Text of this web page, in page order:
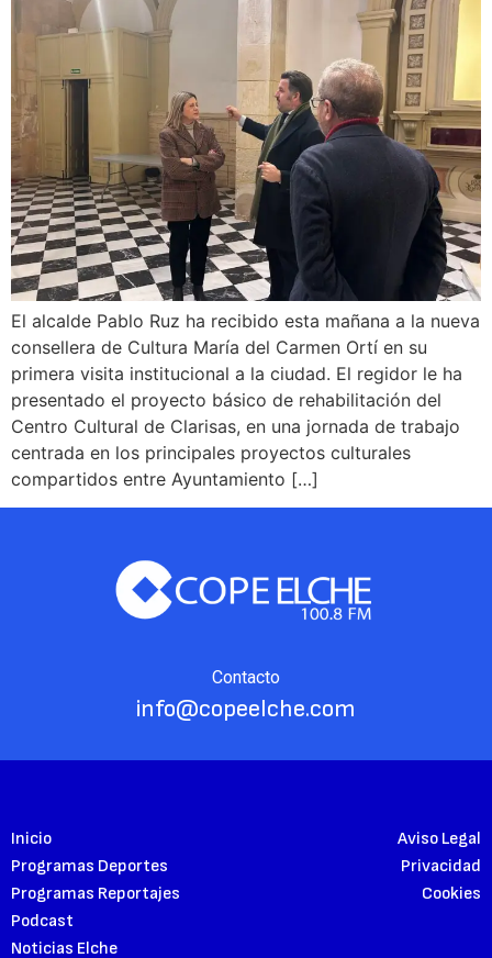
El alcalde Pablo Ruz ha recibido esta mañana a la nueva
consellera de Cultura María del Carmen Ortí en su
primera visita institucional a la ciudad. El regidor le ha
presentado el proyecto básico de rehabilitación del
Centro Cultural de Clarisas, en una jornada de trabajo
centrada en los principales proyectos culturales
compartidos entre Ayuntamiento […]
Contacto
info@copeelche.com
Inicio
Programas Deportes
Programas Reportajes
Podcast
Noticias Elche
Aviso Legal
Privacidad
Cookies